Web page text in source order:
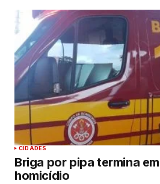
CIDADES
Briga por pipa termina
homicídio